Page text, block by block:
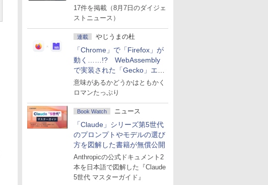
か
17件を掲載（8月7日のダイジェ
ストニュース）
連載 やじうまの杜
「Chrome」で「Firefox」が
動く……!? WebAssembly
で実装された「Gecko」エン
ジン
意味があるかどうかはともかく
ロマンたっぷり
Book Watch ニュース
「Claude」シリーズ第5世代
のプロンプトやモデルの選び
方を図解した書籍が無償公開
Anthropicの公式ドキュメント2
本を日本語で図解した『Claude
5世代 マスターガイド』